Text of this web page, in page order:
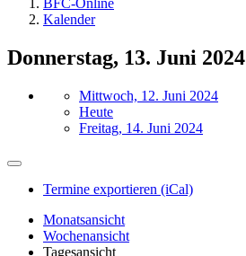
BFC-Online
Kalender
Donnerstag, 13. Juni 2024
Mittwoch, 12. Juni 2024
Heute
Freitag, 14. Juni 2024
Termine exportieren (iCal)
Monatsansicht
Wochenansicht
Tagesansicht